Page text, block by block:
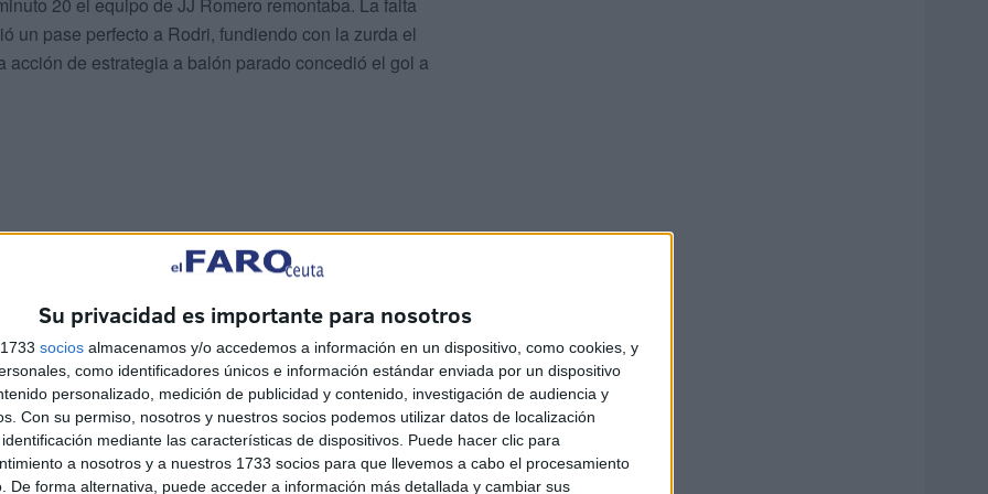
Su privacidad es importante para nosotros
socios almacenamos y/o accedemos a información en un dispositivo, como cookies, y
como identificadores únicos e información estándar enviada por un dispositivo
personalizado, medición de publicidad y contenido, investigación de audiencia y
Con su permiso, nosotros y nuestros socios podemos utilizar datos de localización
mediante las características de dispositivos. Puede hacer clic para
a nosotros y a nuestros 1733 socios para que llevemos a cabo el procesamiento
De forma alternativa, puede acceder a información más detallada y cambiar sus
20 el equipo de JJ Romero remontaba. La falta
un pase perfecto a Rodri, fundiendo con la zurda el
de estrategia a balón parado concedió el gol a
dos equipos generaban ocasiones. Llegados a los
cinco minutos de descuento. Fue concretamente en el
de cabeza por Ekain, que empataba el resultado a
los visitantes que acababa dentro de la portería de
salir al terreno de juego sin ningún cambio en sus
encuentro (46’), Ñito, a través de una asistencia de